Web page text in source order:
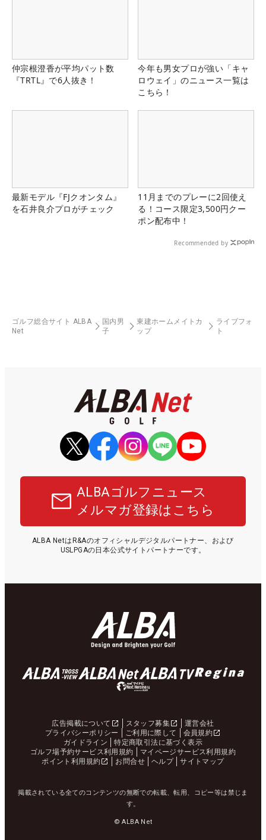
仲宗根澄香が平均パット数
『TRTL』で6人抜き！
今年も男女プロが強い「キャ
ロウェイ」のニュース一覧は
こちら！
最新モデル『FJクオンタム』
を石井良介プロがチェック
11月までのプレーに2回使え
る！コース限定3,500円クー
ポン配布中！
Recommended by
ゴルフ総合サイト ALBA
Net
国内男
子
東建ホームメイトカ
ップ
ライブフォ
ト
ALBAゴルフニュース
メルマガ登録はこちら
ALBA NetはR&Aのオフィシャルデジタルパートナー、および
USLPGAの日本公式サイトパートナーです。
広告掲載について スタッフ募集
運営会社
プライバシーポリシー
ご利用に際して
会員規約
ガイドライン
特定商取引法に基づく表示
ゴルフ場予約サービス利用規約
マイページサービス利用規約
ポイント利用規約
お問合せ ヘルプ サイトマップ
掲載されている全てのコンテンツの無断での転載、転用、コピー等は禁じま
す。
© ALBA Net